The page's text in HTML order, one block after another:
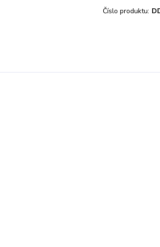
Číslo produktu: